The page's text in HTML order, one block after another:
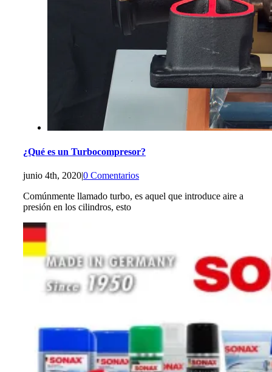
¿Qué es un Turbocompresor?
junio 4th, 2020|0 Comentarios
Comúnmente llamado turbo, es aquel que introduce aire a
presión en los cilindros, esto